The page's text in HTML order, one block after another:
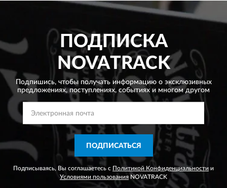
ПОДПИСКА
NOVATRACK
Подпишись, чтобы получать информацию о эксклюзивных
предложениях,поступлениях, событиях и многом другом
ПОДПИСАТЬСЯ
Подписываясь, Вы соглашаетесь с Политикой Конфиденциальности и
Условиями пользования NOVATRACK